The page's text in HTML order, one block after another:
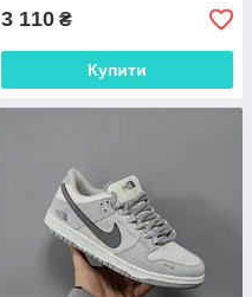
3 110 ₴
Купити